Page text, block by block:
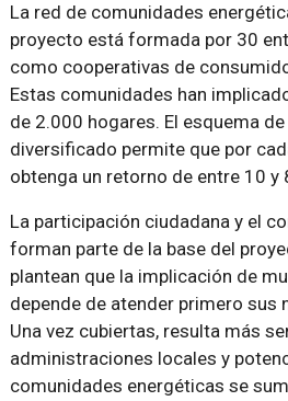
La red de comunidades
proyecto está formada por 30
como cooperativas de
Estas comunidades han
de 2.000 hogares. El esquema
diversificado permite que por
obtenga un retorno de entre 10 y
La participación ciudadana y el
forman parte de la base del
plantean que la implicación de
depende de atender primero sus
Una vez cubiertas, resulta más
administraciones locales y
comunidades energéticas se